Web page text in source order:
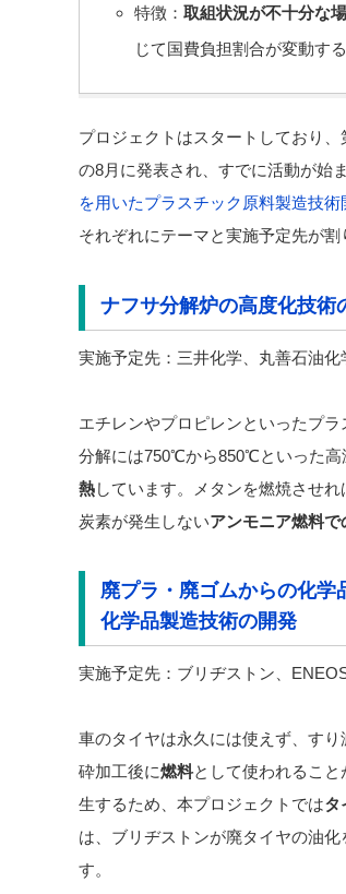
特徴： 取組状況が不十分な
じて国費負担割合が変動する
プロジェクトはスタートしており、
の8月に発表され、すでに活動が始
を用いたプラスチック原料製造技術
それぞれにテーマと実施予定先が
ナフサ分解炉の高度化技術
実施予定先：三井化学、丸善石油
エチレンやプロピレンといったプ
分解には750℃から850℃といった高
熱しています。メタンを燃焼させ
炭素が発生しないアンモニア燃料
廃プラ・廃ゴムからの化学
化学品製造技術の開発
実施予定先：ブリヂストン、
車のタイヤは永久には使えず、す
砕加工後に燃料として使われるこ
生するため、本プロジェクトではタ
は、ブリヂストンが廃タイヤの油
す。